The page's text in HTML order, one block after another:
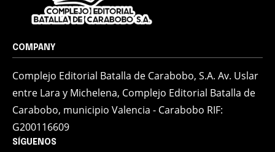
COMPANY
Complejo Editorial Batalla de Carabobo, S.A. Av. Uslar
entre Lara y Michelena, Complejo Editorial Batalla de
Carabobo, municipio Valencia - Carabobo RIF:
G200116609
SÍGUENOS